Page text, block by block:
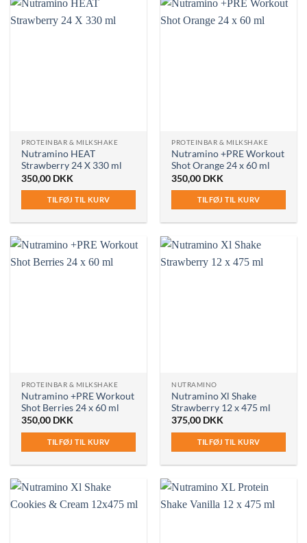
PROTEINBAR & MILKSHAKE
Nutramino HEAT
Strawberry 24 X 330 ml
350,00 DKK
TILFØJ TIL KURV
PROTEINBAR & MILKSHAKE
Nutramino +PRE Workout
Shot Orange 24 x 60 ml
350,00 DKK
TILFØJ TIL KURV
PROTEINBAR & MILKSHAKE
Nutramino +PRE Workout
Shot Berries 24 x 60 ml
350,00 DKK
TILFØJ TIL KURV
NUTRAMINO
Nutramino Xl Shake
Strawberry 12 x 475 ml
375,00 DKK
TILFØJ TIL KURV